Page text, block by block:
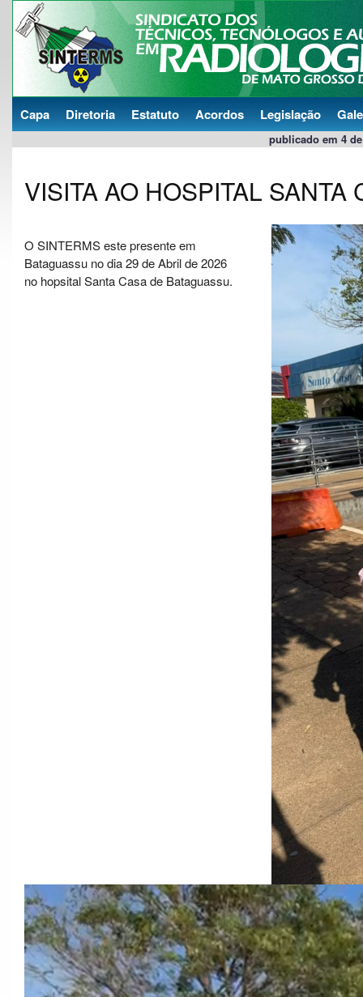
Capa Diretoria Estatuto Acordos Legislação
publicado em 4
VISITA AO HOSPITAL SANTA
O SINTERMS este presente em
Bataguassu no dia 29 de Abril de 2026
no hopsital Santa Casa de Bataguassu.